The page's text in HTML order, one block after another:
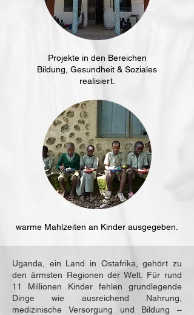
Projekte in den Bereichen
Bildung, Gesundheit & Soziales
realisiert.
warme Mahlzeiten an Kinder ausgegeben.
Uganda, ein Land in Ostafrika, gehört zu
den ärmsten Regionen der Welt. Für rund
11 Millionen Kinder fehlen grundlegende
Dinge wie ausreichend Nahrung,
medizinische Versorgung und Bildung –